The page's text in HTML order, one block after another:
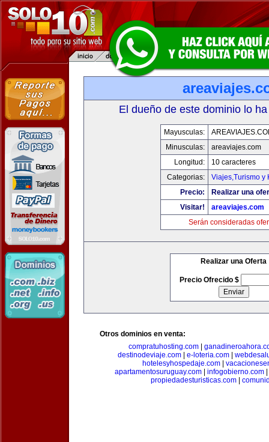
El dueño de este dominio lo
Mayusculas:
Minusculas:
areaviajes.com
Longitud:
10 caracteres
Categorias:
Viajes,Turismo y
Precio:
Realizar una
Visitar!
areaviajes.com
Serán consideradas
Realizar una Oferta
Precio Ofrecido $
Otros dominios en venta:
compratuhosting.com|
destinodeviaje.com
e-loteria.com
hotelesyhospedaje.com
apartamentosuruguay.com
infogobierno.com
propiedadesturisticas.com|